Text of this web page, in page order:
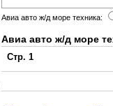
Авиа авто ж/д море техника:
Авиа авто ж/д море
Стр. 1